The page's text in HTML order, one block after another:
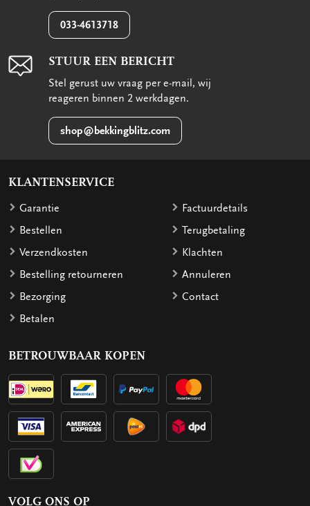
033-4613718
STUUR EEN BERICHT
Stel gerust uw vraag per e-mail, wij
reageren binnen 2 werkdagen.
shop@bekkingblitz.com
KLANTENSERVICE
Garantie
Bestellen
Verzendkosten
Bestelling retourneren
Bezorging
Betalen
Factuurdetails
Terugbetaling
Klachten
Annuleren
Contact
BETROUWBAAR KOPEN
VOLG ONS OP